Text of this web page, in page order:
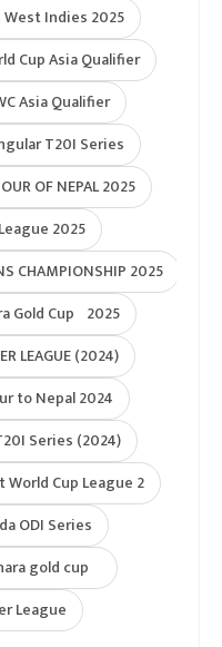
Indies 2025
Cup Asia Qualifier
Asia Qualifier
T20I Series
OF NEPAL 2025
2025
CHAMPIONSHIP 2025
Gold Cup 2025
LEAGUE (2024)
to Nepal 2024
Series (2024)
World Cup League 2
ODI Series
gold cup
League